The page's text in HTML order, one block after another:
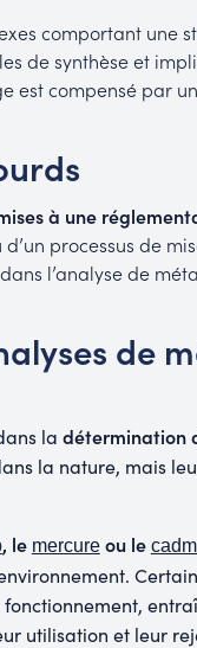
comportant une
de synthèse et
est compensé par
à une
processus de
l’analyse de
de
la détermination
la nature, mais
, le mercureou le
utilisation et leur